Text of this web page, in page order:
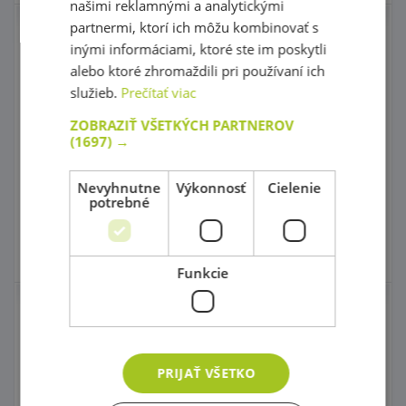
Ďalekohľad
kód: 67 E5260
Predpokladaný termín
dodania:
22,50 €s DPH
Do košíka
Skladom4 ks
Detailný model srdca
dodania:
Skladom 0 ks
stavebnica
kód: 50 A4016
Predpokladaný termín
našimi reklamnými a analytickými
partnermi, ktorí ich môžu kombinovať s
inými informáciami, ktoré ste im poskytli
alebo ktoré zhromaždili pri používaní ich
služieb. Prečítať viac
ZOBRAZIŤ VŠETKÝCH PARTNEROV
(1697) →
Nevyhnutne
potrebné
Výkonnosť Cielenie
Funkcie
PRIJAŤ VŠETKO